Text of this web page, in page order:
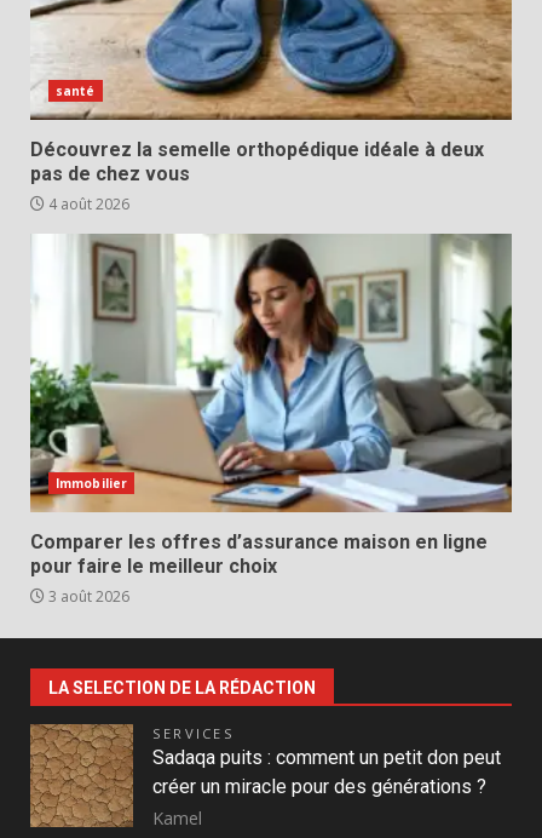
santé
Découvrez la semelle orthopédique idéale à deux
pas de chez vous
4 août 2026
Immobilier
Comparer les offres d’assurance maison en ligne
pour faire le meilleur choix
3 août 2026
LA SELECTION DE LA RÉDACTION
SERVICES
Sadaqa puits : comment un petit don peut
créer un miracle pour des générations ?
Kamel